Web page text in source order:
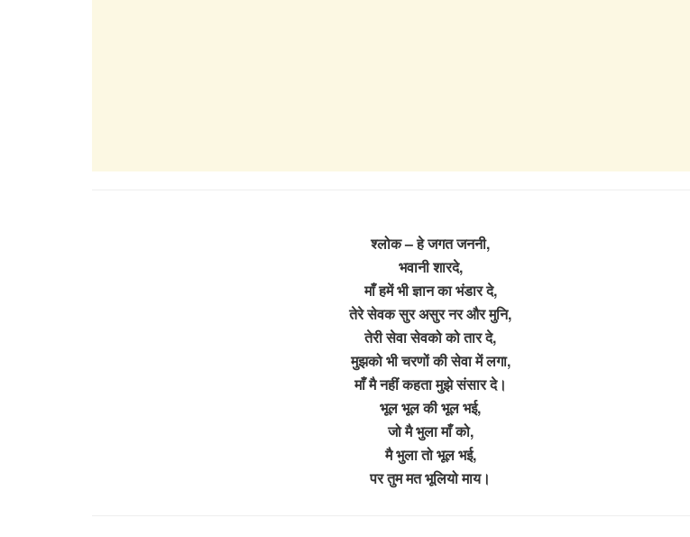
श्लोक – हे जगत जननी,
भवानी शारदे,
माँ हमें भी ज्ञान का भंडार दे,
तेरे सेवक सुर असुर नर और मुनि,
तेरी सेवा सेवको को तार दे,
मुझको भी चरणों की सेवा में लगा,
माँ मै नहीं कहता मुझे संसार दे।
भूल भूल की भूल भई,
जो मै भुला माँ को,
मै भुला तो भूल भई,
पर तुम मत भूलियो माय।